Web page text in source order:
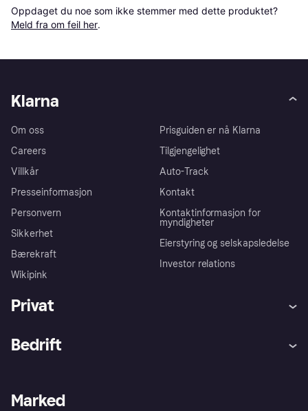
Oppdaget du noe som ikke stemmer med dette produktet?
Meld fra om feil her.
Klarna
Om oss
Careers
Villkår
Presseinformasjon
Personvern
Sikkerhet
Bærekraft
Wikipink
Prisguiden er nå Klarna
Tilgjengelighet
Auto-Track
Kontakt
Kontaktinformasjon for
myndigheter
Eierstyring og selskapsledelse
Investor relations
Privat
Utforsk butikker
Bedrift
Merchant portal
Marked